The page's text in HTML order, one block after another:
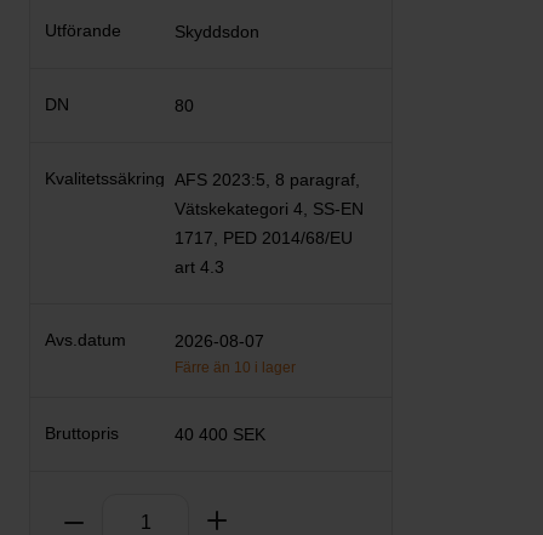
Skyddsdon
80
AFS 2023:5, 8 paragraf,
Vätskekategori 4, SS-EN
1717, PED 2014/68/EU
art 4.3
2026-08-07
Färre än 10 i lager
40 400 SEK
Ta bort